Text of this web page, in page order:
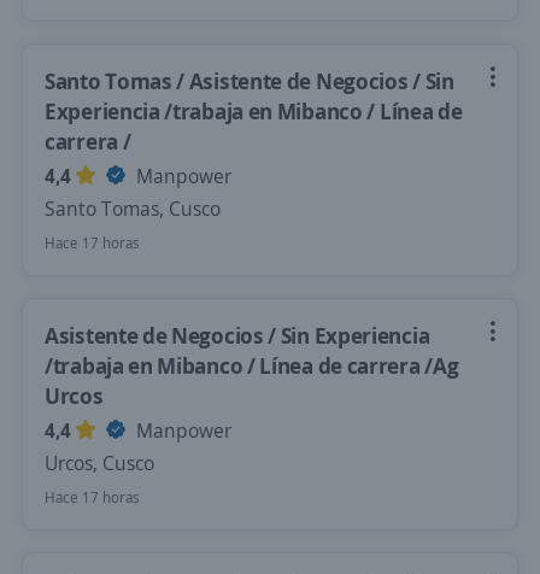
Santo Tomas / Asistente de Negocios / Sin
Experiencia /trabaja en Mibanco / Línea de
carrera /
4,4
Manpower
Santo Tomas, Cusco
Hace 17 horas
Asistente de Negocios / Sin Experiencia
/trabaja en Mibanco / Línea de carrera /Ag
Urcos
4,4
Manpower
Urcos, Cusco
Hace 17 horas